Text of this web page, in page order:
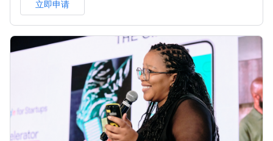
立即申请